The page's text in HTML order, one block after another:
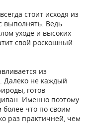
стоит исходя из
выполнять. Ведь
уходе и высоких
свой роскошный
из
Далеко не каждый
готов
Именно поэтому
более что по своим
раз практичней, чем